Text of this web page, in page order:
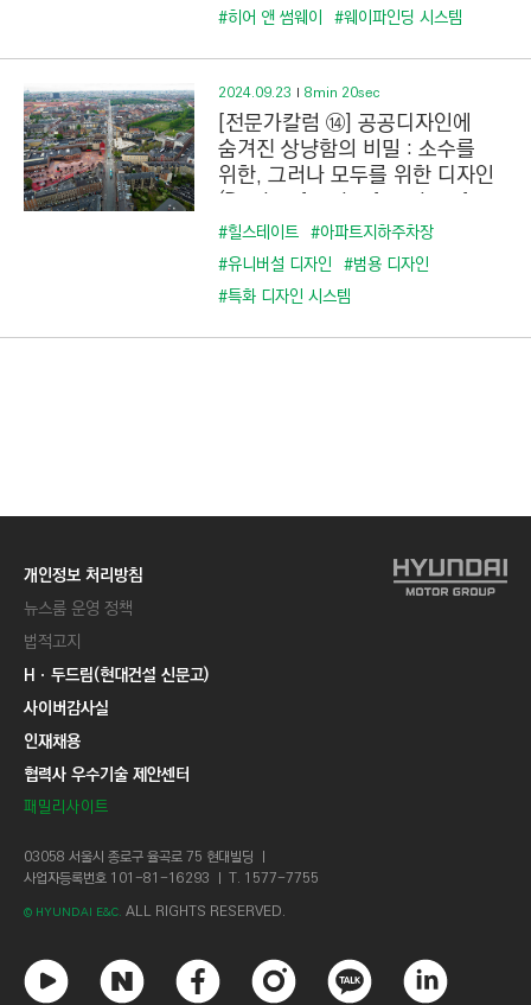
)
#히어 앤 썸웨이 #웨이파인딩 시스템
2024.09.23 8min 20sec
[전문가칼럼 ⑭] 공공디자인에
숨겨진 상냥함의 비밀 : 소수를
위한, 그러나 모두를 위한 디자인
(Design for the few, but for
All)
#힐스테이트 #아파트지하주차장
#유니버설 디자인 #범용 디자인
#특화 디자인 시스템
개인정보 처리방침
뉴스룸 운영 정책
법적고지
Hㆍ두드림(현대건설 신문고)
사이버감사실
인재채용
협력사 우수기술 제안센터
패밀리사이트
03058 서울시 종로구 율곡로 75 현대빌딩 ㅣ
사업자등록번호 101-81-16293 ㅣ T. 1577-7755
© HYUNDAI E&C. ALL RIGHTS RESERVED.